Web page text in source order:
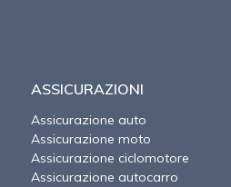
ASSICURAZIONI
Assicurazione auto
Assicurazione moto
Assicurazione ciclomotore
Assicurazione autocarro